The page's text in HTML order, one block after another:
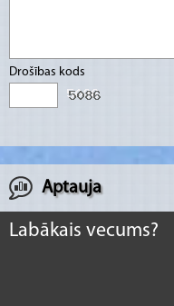
Drošības kods
Aptauja
Labākais vecums?